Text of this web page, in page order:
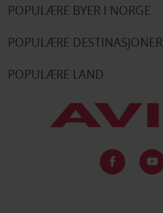
POPULÆRE BYER I NORGE
POPULÆRE DESTINASJONER
POPULÆRE LAND